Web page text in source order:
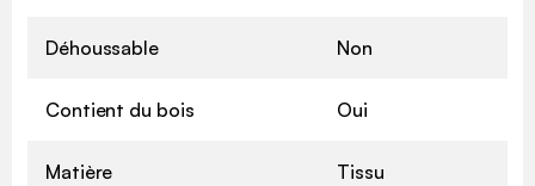
Déhoussable Non
Contient du bois Oui
Matière Tissu